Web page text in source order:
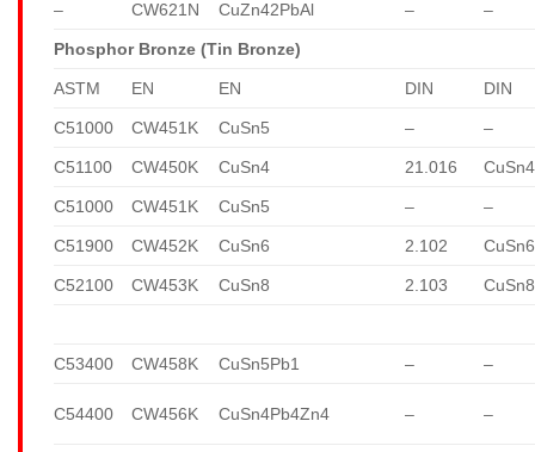
– CW621N CuZn42PbAl – –
Phosphor Bronze (Tin Bronze)
ASTM EN EN DIN DIN
C51000 CW451K CuSn5 – –
C51100 CW450K CuSn4 21.016 CuSn4
C51000 CW451K CuSn5 – –
C51900 CW452K CuSn6 2.102 CuSn6
C52100 CW453K CuSn8 2.103 CuSn8
C53400 CW458K CuSn5Pb1 – –
C54400 CW456K CuSn4Pb4Zn4 – –